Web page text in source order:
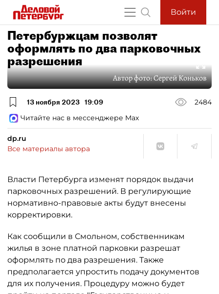
Войти
Петербуржцам позволят
оформлять по два парковочных
разрешения
Автор фото:Сергей Коньков
13 ноября 2023 19:09
2484
Читайте нас в мессенджере Max
dp.ru
Все материалы автора
Власти Петербурга изменят порядок выдачи
парковочных разрешений. В регулирующие
нормативно-правовые акты будут внесены
корректировки.
Как сообщили в Смольном, собственникам
жилья в зоне платной парковки разрешат
оформлять по два разрешения. Также
предполагается упростить подачу документов
для их получения. Процедуру можно будет